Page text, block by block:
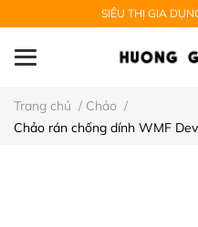
SIÊU THỊ GIA
Trang chủ / Chảo /
Chảo rán chống dính WMF